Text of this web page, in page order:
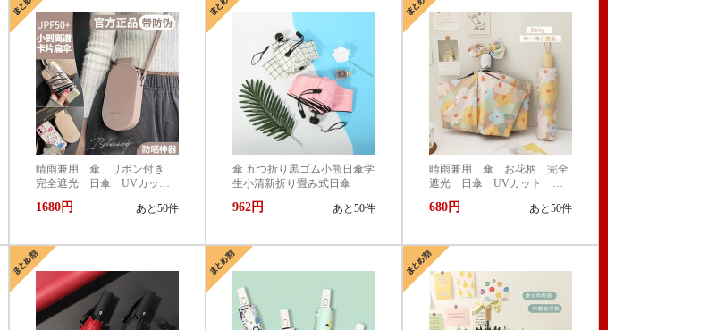
晴雨兼用 傘 リボン付き
完全遮光 日傘 UVカッ
ト 99.9% 紫外線対策 UVケ
ア 折りたたみ傘 遮光 遮
ト かわいい
1680円 あと50件
傘 五つ折り黒ゴム小熊日傘学
生小清新折り畳み式日傘
962円 あと50件
晴雨兼用 傘 お花柄 完全
遮光 日傘 UVカット
99.9% 紫外線対策 UVケア
折りたたみ傘 遮光 遮熱
かわいい
680円 あと50件